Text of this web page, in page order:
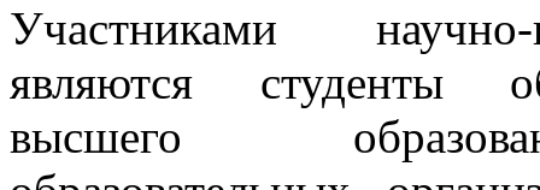
Участниками научно-
являются студенты
высшего